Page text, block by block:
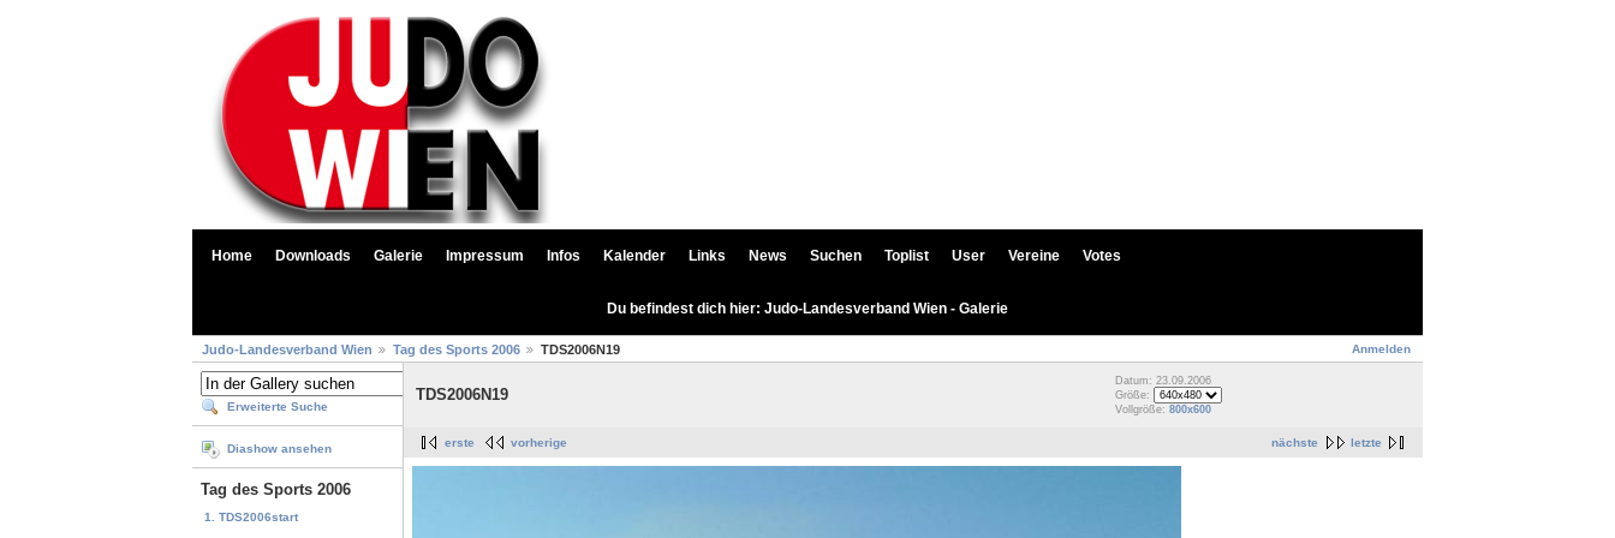
Home Downloads Galerie Impressum Infos Kalender Links News Suchen Toplist User Vereine Votes
Du befindest dich hier: Judo-Landesverband Wien - Galerie
Anmelden
Judo-Landesverband Wien Tag des Sports 2006 TDS2006N19
Erweiterte Suche
Diashow ansehen
Tag des Sports 2006
1. TDS2006start
TDS2006N19
Datum: 23.09.2006
Größe:
Vollgröße: 800x600
nächste letzte
erste vorherige